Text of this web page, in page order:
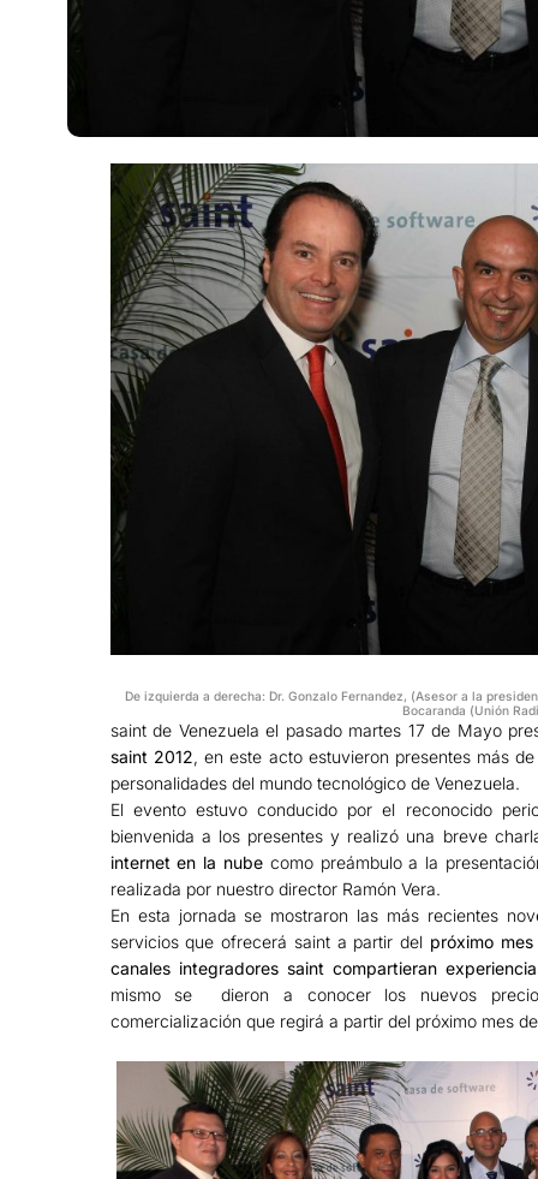
De izquierda a derecha: Dr. Gonzalo Fernandez, (Asesor a la
Bocaranda (Unión
saint de Venezuela el pasado martes 17 de Mayo
saint 2012, en este acto estuvieron presentes más
personalidades del mundo tecnológico de Venezuela.
El evento estuvo conducido por el reconocido
bienvenida a los presentes y realizó una breve
internet en la nube como preámbulo a la
realizada por nuestro director Ramón Vera.
En esta jornada se mostraron las más recientes
servicios que ofrecerá saint a partir del próximo
canales integradores saint compartieran
mismo se dieron a conocer los nuevos
comercialización que regirá a partir del próximo mes